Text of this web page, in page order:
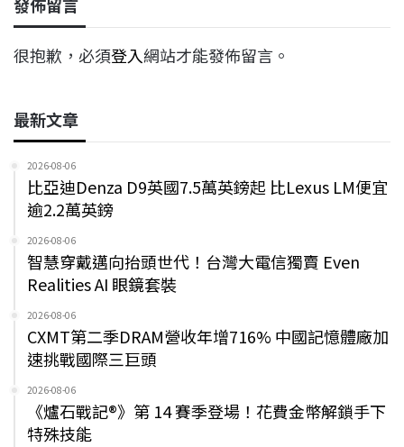
很抱歉，必須登入網站才能發佈留言。
最新文章
2026-08-06
比亞迪Denza D9英國7.5萬英鎊起 比Lexus LM便宜
逾2.2萬英鎊
2026-08-06
智慧穿戴邁向抬頭世代！台灣大電信獨賣 Even
Realities AI 眼鏡套裝
2026-08-06
CXMT第二季DRAM營收年增716% 中國記憶體廠加
速挑戰國際三巨頭
2026-08-06
《爐石戰記®》第 14 賽季登場！花費金幣解鎖手下
特殊技能